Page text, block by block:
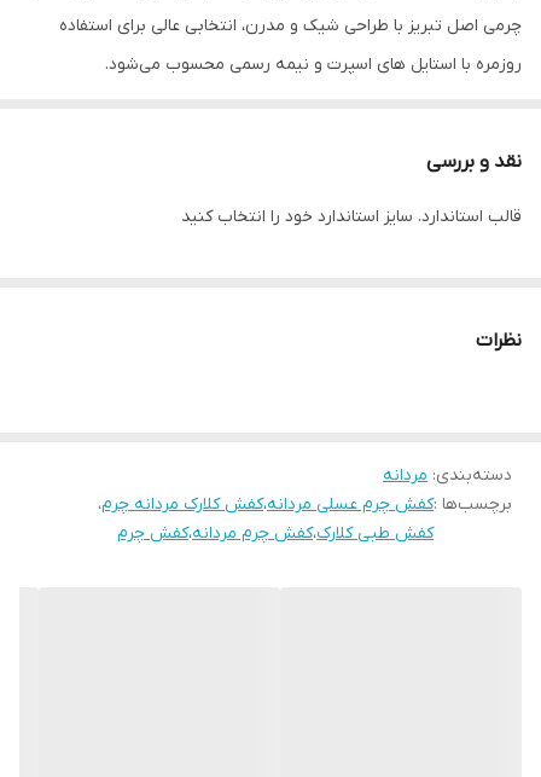
جزئیات
ظاهری شیک و بروز با استایل اسپرت و نیمه
رسمی طبی راحتی
کد کالای محصول
کشور تولید کننده ایران
چرمی اصل تبریز با طراحی شیک و مدرن، انتخابی عالی برای استفاده
روزمره با استایل های اسپرت و نیمه رسمی محسوب می‌شود.
TB048TN
همین الان ثبت سفارش کن
نقد و بررسی
قالب استاندارد. سایز استاندارد خود را انتخاب کنید
نظرات
دسته‌بندی: مردانه
برچسب‌ها :کفش چرم عسلی مردانه،کفش کلارک مردانه چرم،
کفش طبی کلارک،کفش چرم مردانه،کفش چرم